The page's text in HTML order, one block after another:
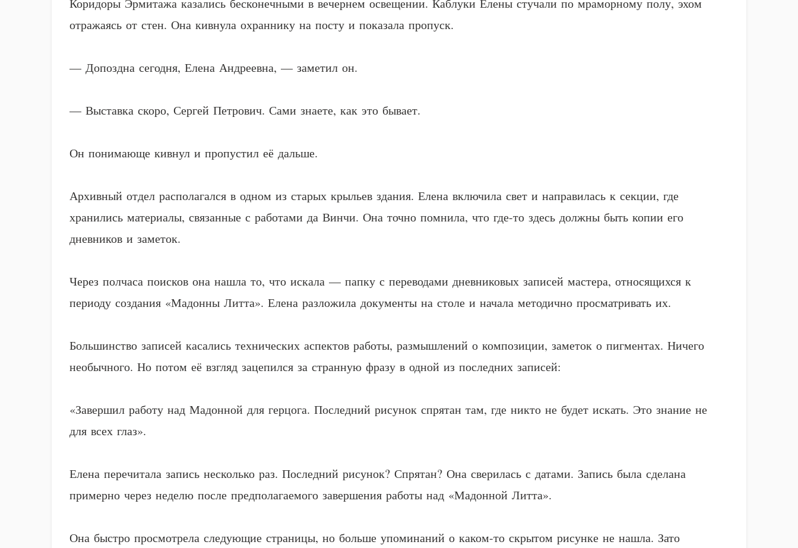
Коридоры Эрмитажа казались бесконечными в вечернем освещении. Каблуки Елены стучали по мраморному полу, эхом
отражаясь от стен. Она кивнула охраннику на посту и показала пропуск.
— Допоздна сегодня, Елена Андреевна, — заметил он.
— Выставка скоро, Сергей Петрович. Сами знаете, как это бывает.
Он понимающе кивнул и пропустил её дальше.
Архивный отдел располагался в одном из старых крыльев здания. Елена включила свет и направилась к секции, где
хранились материалы, связанные с работами да Винчи. Она точно помнила, что где-то здесь должны быть копии его
дневников и заметок.
Через полчаса поисков она нашла то, что искала — папку с переводами дневниковых записей мастера, относящихся к
периоду создания «Мадонны Литта». Елена разложила документы на столе и начала методично просматривать их.
Большинство записей касались технических аспектов работы, размышлений о композиции, заметок о пигментах. Ничего
необычного. Но потом её взгляд зацепился за странную фразу в одной из последних записей:
«Завершил работу над Мадонной для герцога. Последний рисунок спрятан там, где никто не будет искать. Это знание не
для всех глаз».
Елена перечитала запись несколько раз. Последний рисунок? Спрятан? Она сверилась с датами. Запись была сделана
примерно через неделю после предполагаемого завершения работы над «Мадонной Литта».
Она быстро просмотрела следующие страницы, но больше упоминаний о каком-то скрытом рисунке не нашла. Зато